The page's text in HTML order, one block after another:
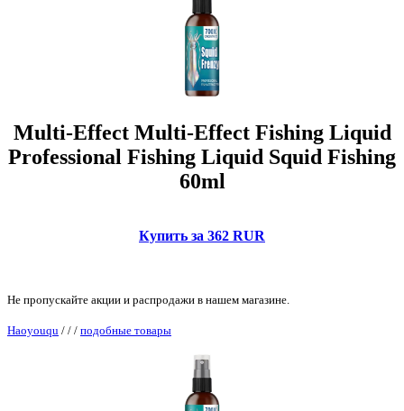
Multi-Effect Multi-Effect Fishing Liquid
Professional Fishing Liquid Squid Fishing
60ml
Купить за 362 RUR
Не пропускайте акции и распродажи в нашем магазине.
Haoyouqu / / / подобные товары